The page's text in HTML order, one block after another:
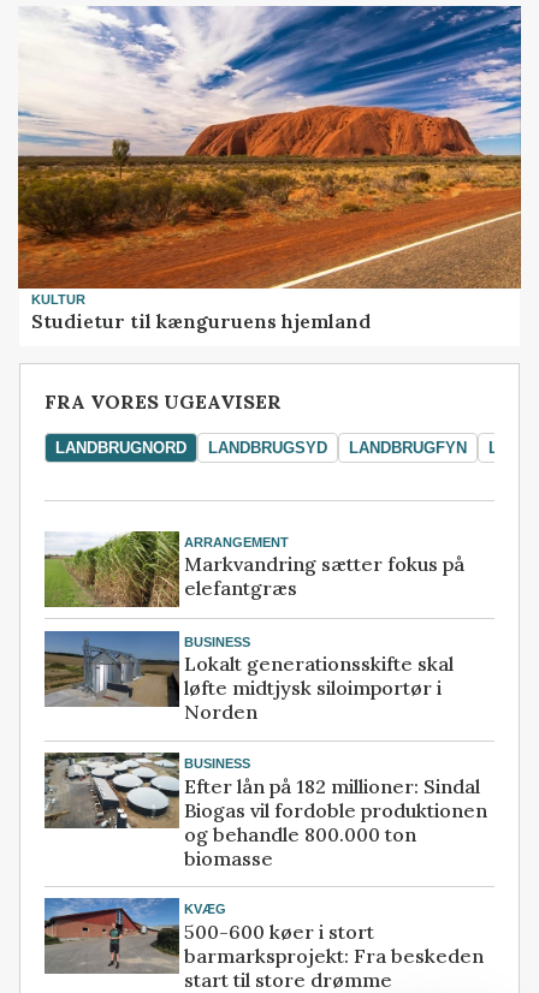
KULTUR
Studietur til kænguruens hjemland
FRA VORES UGEAVISER
LANDBRUGNORD LANDBRUGSYD LANDBRUGFYN
ARRANGEMENT
Markvandring sætter fokus på
elefantgræs
BUSINESS
Lokalt generationsskifte skal
løfte midtjysk siloimportør i
Norden
BUSINESS
Efter lån på 182 millioner: Sindal
Biogas vil fordoble produktionen
og behandle 800.000 ton
biomasse
KVÆG
500-600 køer i stort
barmarksprojekt: Fra beskeden
start til store drømme